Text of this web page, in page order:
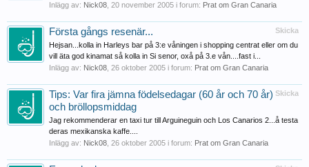
Inlägg av: Nick08 20 november 2005 i forum: Prat om Gran Canaria
Skicka
Första gångs resenär...
Hejsan...kolla in Harleys bar på 3:e våningen i shopping centrat eller om du
vill äta god kinamat så kolla in Si senor, oxå på 3.e vån....fast i...
Inlägg av: Nick08 26 oktober 2005 i forum: Prat om Gran Canaria
Skicka
Tips: Var fira jämna födelsedagar (60 år och 70 år)
och bröllopsmiddag
Jag rekommenderar en taxi tur till Arguineguin och Los Canarios 2...å testa
deras mexikanska kaffe....
Inlägg av: Nick08 26 oktober 2005 i forum: Prat om Gran Canaria